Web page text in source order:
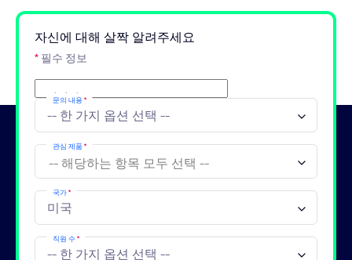
자신에 대해 살짝 알려주세요
* 필수 정보
이메일*
문의 내용*
관심 제품*
국가*
직원 수*